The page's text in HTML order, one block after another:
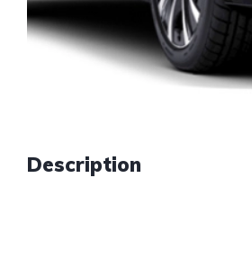
Description